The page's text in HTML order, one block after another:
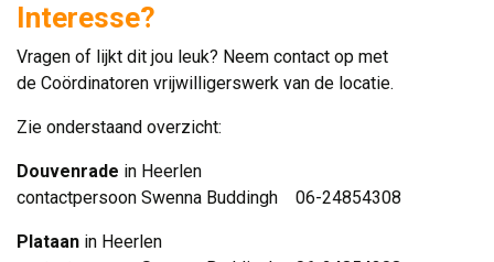
Interesse?
Vragen of lijkt dit jou leuk? Neem contact op met
de Coördinatoren vrijwilligerswerk van de locatie.
Zie onderstaand overzicht:
Douvenrade in Heerlen
contactpersoon Swenna Buddingh 06-24854308
Plataan in Heerlen